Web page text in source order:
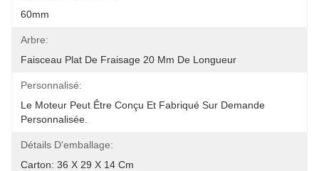
60mm
Arbre:
Faisceau Plat De Fraisage 20 Mm De Longueur
Personnalisé:
Le Moteur Peut Être Conçu Et Fabriqué Sur Demande
Personnalisée.
Détails D'emballage:
Carton: 36 X 29 X 14 Cm